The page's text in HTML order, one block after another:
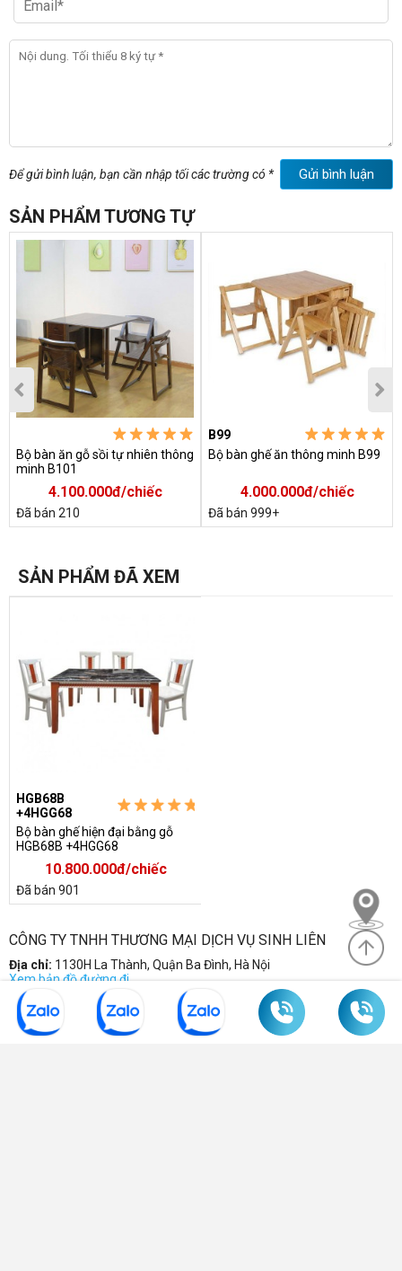
Để gửi bình luận, bạn cần nhập tối các trường có * Gửi bình luận
SẢN PHẨM TƯƠNG TỰ
Bộ bàn ăn gỗ sồi tự nhiên thông
minh B101
4.100.000đ/chiếc
Đã bán 210
B99
Bộ bàn ghế ăn thông minh B99
4.000.000đ/chiếc
Đã bán 999+
SẢN PHẨM ĐÃ XEM
HGB68B
+4HGG68
Bộ bàn ghế hiện đại bằng gỗ
HGB68B +4HGG68
10.800.000đ/chiếc
Đã bán 901
CÔNG TY TNHH THƯƠNG MẠI DỊCH VỤ SINH LIÊN
Địa chỉ: 1130H La Thành, Quận Ba Đình, Hà Nội
Xem bản đồ đường đi
Điện thoại:
0904 570 339 0985 635 830
043 7752 728
Email:
sinhlien@noithatsinhlien.com